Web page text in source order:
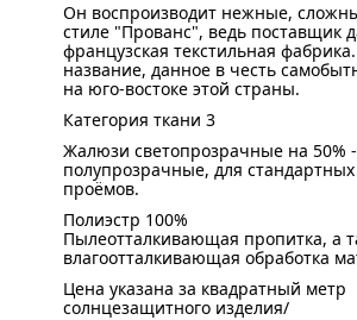
Он воспроизводит нежные,
стиле "Прованс", ведь поставщик
французская текстильная
название, данное в честь
на юго-востоке этой страны.
Категория ткани 3
Жалюзи светопрозрачные на 50% -
полупрозрачные, для
проёмов.
Полиэстр 100%
Пылеотталкивающая пропитка, а
влагоотталкивающая обработка
Цена указана за квадратный метр
солнцезащитного изделия/